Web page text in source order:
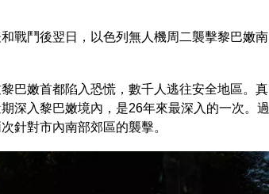
戰鬥後翌日，以色列無人機周二襲擊黎巴嫩南
巴嫩首都陷入恐慌，數千人逃往安全地區。真
深入黎巴嫩境內，是26年來最深入的一次。過
針對市內南部郊區的襲擊。